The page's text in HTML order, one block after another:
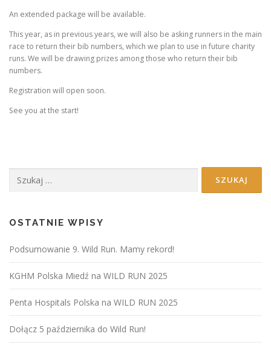
An extended package will be available.
This year, as in previous years, we will also be asking runners in the main
race to return their bib numbers, which we plan to use in future charity
runs. We will be drawing prizes among those who return their bib
numbers.
Registration will open soon.
See you at the start!
OSTATNIE WPISY
Podsumowanie 9. Wild Run. Mamy rekord!
KGHM Polska Miedź na WILD RUN 2025
Penta Hospitals Polska na WILD RUN 2025
Dołącz 5 października do Wild Run!